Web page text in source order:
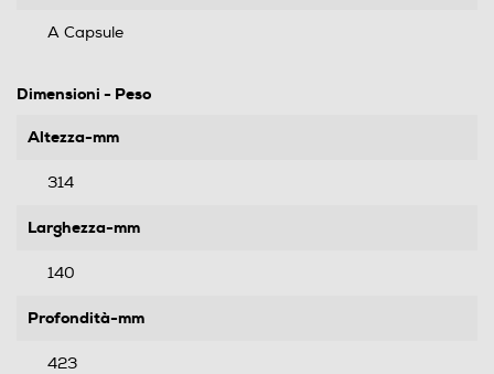
A Capsule
Dimensioni - Peso
Altezza-mm
314
Larghezza-mm
140
Profondità-mm
423